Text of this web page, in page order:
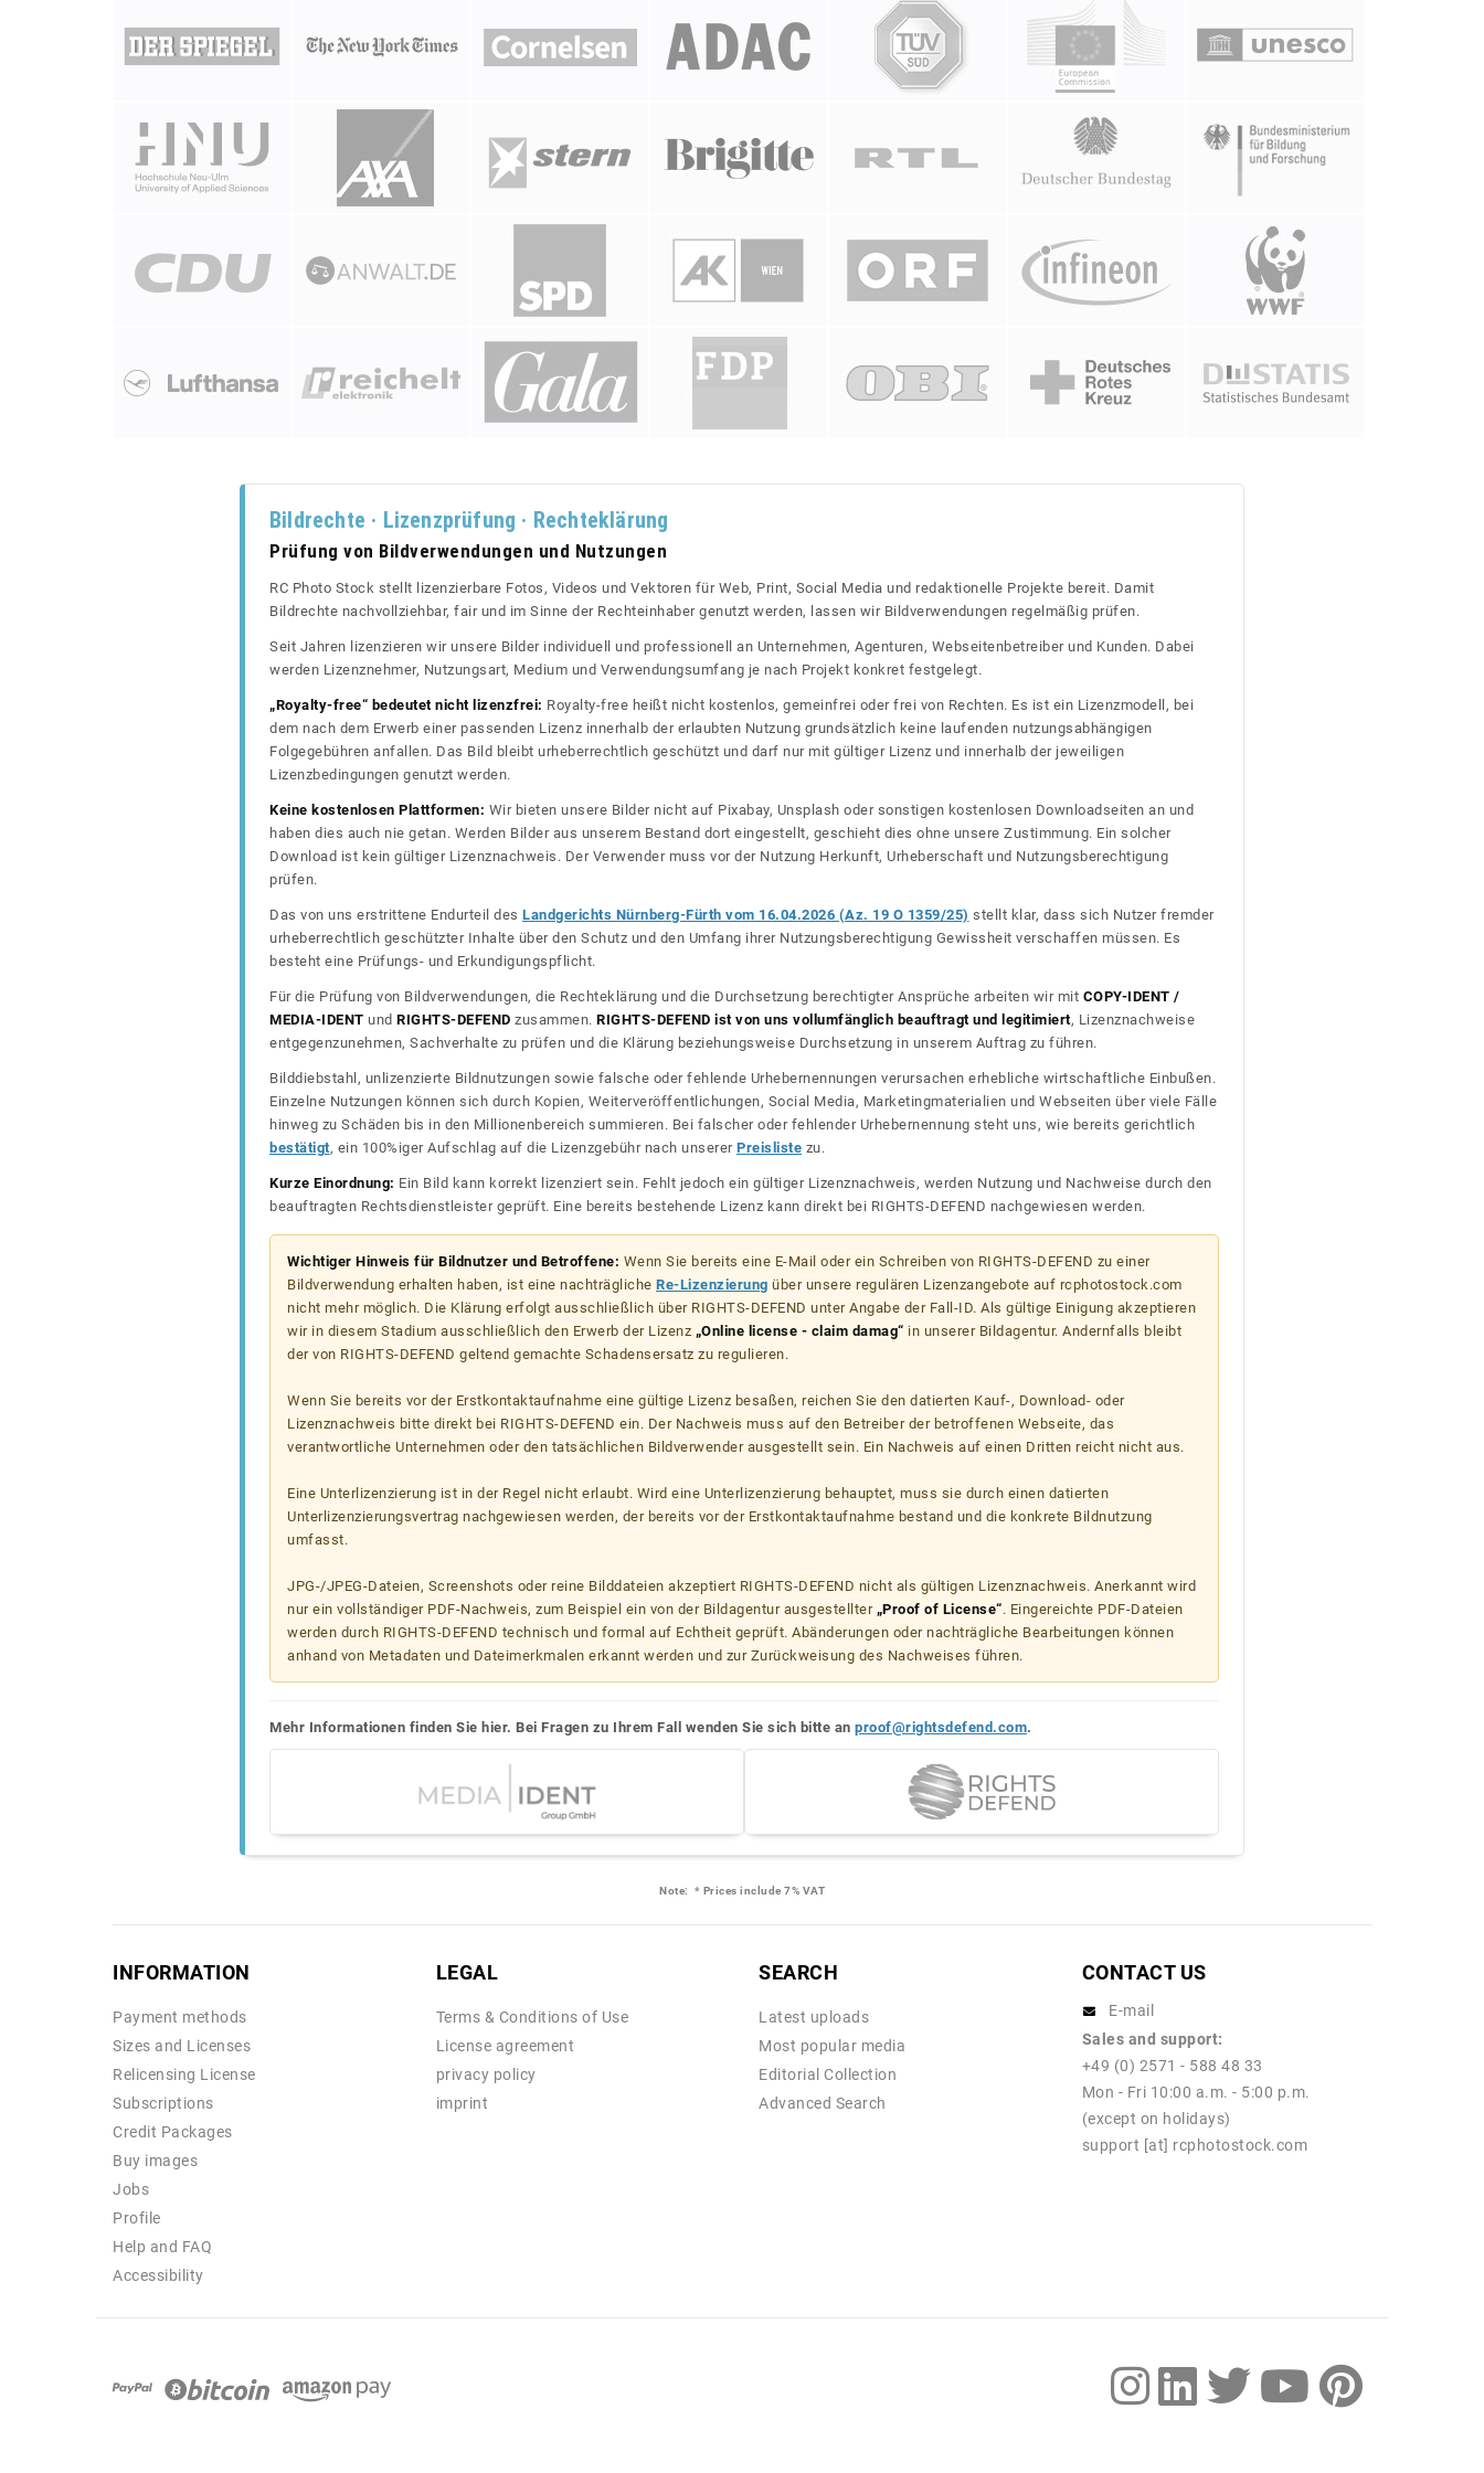
Bildrechte · Lizenzprüfung · Rechteklärung
Prüfung von Bildverwendungen und Nutzungen
RC Photo Stock stellt lizenzierbare Fotos, Videos und Vektoren für Web, Print, Social Media und redaktionelle Projekte bereit. Damit
Bildrechte nachvollziehbar, fair und im Sinne der Rechteinhaber genutzt werden, lassen wir Bildverwendungen regelmäßig prüfen.
Seit Jahren lizenzieren wir unsere Bilder individuell und professionell an Unternehmen, Agenturen, Webseitenbetreiber und Kunden. Dabei
werden Lizenznehmer, Nutzungsart, Medium und Verwendungsumfang je nach Projekt konkret festgelegt.
„Royalty-free“ bedeutet nicht lizenzfrei: Royalty-free heißt nicht kostenlos, gemeinfrei oder frei von Rechten. Es ist ein Lizenzmodell, bei
dem nach dem Erwerb einer passenden Lizenz innerhalb der erlaubten Nutzung grundsätzlich keine laufenden nutzungsabhängigen
Folgegebühren anfallen. Das Bild bleibt urheberrechtlich geschützt und darf nur mit gültiger Lizenz und innerhalb der jeweiligen
Lizenzbedingungen genutzt werden.
Keine kostenlosen Plattformen: Wir bieten unsere Bilder nicht auf Pixabay, Unsplash oder sonstigen kostenlosen Downloadseiten an und
haben dies auch nie getan. Werden Bilder aus unserem Bestand dort eingestellt, geschieht dies ohne unsere Zustimmung. Ein solcher
Download ist kein gültiger Lizenznachweis. Der Verwender muss vor der Nutzung Herkunft, Urheberschaft und Nutzungsberechtigung
prüfen.
Das von uns erstrittene Endurteil des Landgerichts Nürnberg-Fürth vom 16.04.2026 (Az. 19 O 1359/25) stellt klar, dass sich Nutzer fremder
urheberrechtlich geschützter Inhalte über den Schutz und den Umfang ihrer Nutzungsberechtigung Gewissheit verschaffen müssen. Es
besteht eine Prüfungs- und Erkundigungspflicht.
Für die Prüfung von Bildverwendungen, die Rechteklärung und die Durchsetzung berechtigter Ansprüche arbeiten wir mit COPY-IDENT /
MEDIA-IDENT und RIGHTS-DEFEND zusammen. RIGHTS-DEFEND ist von uns vollumfänglich beauftragt und legitimiert, Lizenznachweise
entgegenzunehmen, Sachverhalte zu prüfen und die Klärung beziehungsweise Durchsetzung in unserem Auftrag zu führen.
Bilddiebstahl, unlizenzierte Bildnutzungen sowie falsche oder fehlende Urhebernennungen verursachen erhebliche wirtschaftliche Einbußen.
Einzelne Nutzungen können sich durch Kopien, Weiterveröffentlichungen, Social Media, Marketingmaterialien und Webseiten über viele Fälle
hinweg zu Schäden bis in den Millionenbereich summieren. Bei falscher oder fehlender Urhebernennung steht uns, wie bereits gerichtlich
bestätigt, ein 100%iger Aufschlag auf die Lizenzgebühr nach unserer Preisliste zu.
Kurze Einordnung: Ein Bild kann korrekt lizenziert sein. Fehlt jedoch ein gültiger Lizenznachweis, werden Nutzung und Nachweise durch den
beauftragten Rechtsdienstleister geprüft. Eine bereits bestehende Lizenz kann direkt bei RIGHTS-DEFEND nachgewiesen werden.
Wichtiger Hinweis für Bildnutzer und Betroffene: Wenn Sie bereits eine E-Mail oder ein Schreiben von RIGHTS-DEFEND zu einer
Bildverwendung erhalten haben, ist eine nachträgliche Re-Lizenzierung über unsere regulären Lizenzangebote auf rcphotostock.com
nicht mehr möglich. Die Klärung erfolgt ausschließlich über RIGHTS-DEFEND unter Angabe der Fall-ID. Als gültige Einigung akzeptieren
wir in diesem Stadium ausschließlich den Erwerb der Lizenz „Online license - claim damag“ in unserer Bildagentur. Andernfalls bleibt
der von RIGHTS-DEFEND geltend gemachte Schadensersatz zu regulieren.
Wenn Sie bereits vor der Erstkontaktaufnahme eine gültige Lizenz besaßen, reichen Sie den datierten Kauf-, Download- oder
Lizenznachweis bitte direkt bei RIGHTS-DEFEND ein. Der Nachweis muss auf den Betreiber der betroffenen Webseite, das
verantwortliche Unternehmen oder den tatsächlichen Bildverwender ausgestellt sein. Ein Nachweis auf einen Dritten reicht nicht aus.
Eine Unterlizenzierung ist in der Regel nicht erlaubt. Wird eine Unterlizenzierung behauptet, muss sie durch einen datierten
Unterlizenzierungsvertrag nachgewiesen werden, der bereits vor der Erstkontaktaufnahme bestand und die konkrete Bildnutzung
umfasst.
JPG-/JPEG-Dateien, Screenshots oder reine Bilddateien akzeptiert RIGHTS-DEFEND nicht als gültigen Lizenznachweis. Anerkannt wird
nur ein vollständiger PDF-Nachweis, zum Beispiel ein von der Bildagentur ausgestellter „Proof of License“. Eingereichte PDF-Dateien
werden durch RIGHTS-DEFEND technisch und formal auf Echtheit geprüft. Abänderungen oder nachträgliche Bearbeitungen können
anhand von Metadaten und Dateimerkmalen erkannt werden und zur Zurückweisung des Nachweises führen.
Mehr Informationen finden Sie hier. Bei Fragen zu Ihrem Fall wenden Sie sich bitte an proof@rightsdefend.com.
Note: * Prices include 7% VAT
INFORMATION
Payment methods
Sizes and Licenses
Relicensing License
Subscriptions
Credit Packages
Buy images
Jobs
Profile
Help and FAQ
Accessibility
LEGAL
Terms & Conditions of Use
License agreement
privacy policy
imprint
SEARCH
Latest uploads
Most popular media
Editorial Collection
Advanced Search
CONTACT US
E-mail
Sales and support:
+49 (0) 2571 - 588 48 33
Mon - Fri 10:00 a.m. - 5:00 p.m.
(except on holidays)
support [at] rcphotostock.com